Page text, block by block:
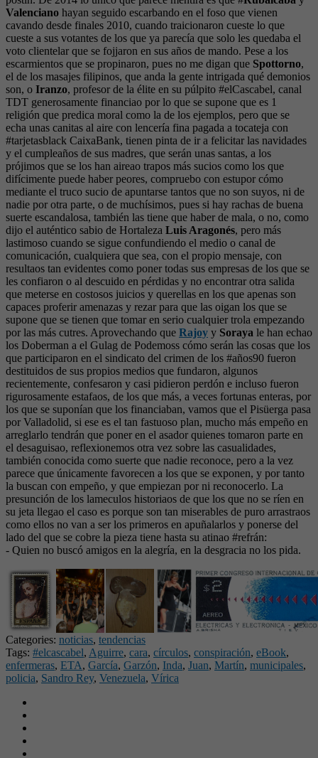
Valenciano hayan seguido escarbando en el foso que vienen
cavando desde finales 2010, cuando traicionaron cueste lo que
cueste a sus votantes de los que ya parecía que solo les quedaba el
voto clientelar que se fojjaron en sus años de mando. Pese a los
escarmientos que se propinaron, pues no me digan que Spottorno,
el de los masajes filipinos, que anda la gente intrigada qué demonios
son, o Iranzo, profesor de la élite en su púlpito #elCascabel, canal
TDT generosamente financiao por lo que se supone que es 1
religión que predica moral como la de los ejemplos, pero que se
echa unas canitas al aire con lencería fina pagada a tocateja con
#tarjetasblack CaixaBank, tienen pinta de ir a felicitar las navidades
y el cumpleaños de sus madres, que serán unas santas, a los
prójimos que se los han aireao trapos más sucios como los que
difícimente puede haber peores, compruebo con estupor cómo
mediante el truco sucio de apuntarse tantos que no son suyos, ni de
nadie por otra parte, o de muchísimos, pues si hay rachas de buena
suerte escandalosa, también las tiene que haber de mala, o no, como
dijo el auténtico sabio de Hortaleza Luis Aragonés, pero más
lastimoso cuando se sigue confundiendo el medio o canal de
comunicación, cualquiera que sea, con el propio mensaje, con
resultaos tan evidentes como poner todas sus empresas de los que se
les confiaron o al descuido en pérdidas y no encontrar otra salida
que meterse en costosos juicios y querellas en los que apenas son
capaces proferir amenazas y rezar para que las oigan los que se
supone que se tienen que tomar en serio cualquier trola empezando
por las más cutres. Aprovechando que Rajoy y Soraya le han echao
los Doberman a el Gulag de Podemoss cómo serán las cosas que los
que participaron en el sindicato del crimen de los #años90 fueron
destituidos de sus propios medios que fundaron, algunos
recientemente, confesaron y casi pidieron perdón e incluso fueron
rigurosamente estafaos, de los que más, a veces fortunas enteras, por
los que se suponían que los financiaban, vamos que el Pisüerga pasa
por Valladolid, si ese es el tan fastuoso plan, mucho más empeño en
arreglarlo tendrán que poner en el asador quienes tomaron parte en
el desaguisao, reflexionemos otra vez sobre las casualidades,
también conocida como suerte que nadie reconoce, pero a la vez
parece que únicamente favorecen a los que se exponen, y por tanto
la buscan con empeño, y que empiezan por ni reconocerlo. La
presunción de los lameculos historiaos de que los que no se ríen en
su jeta llegao el caso es porque son tan miserables de puro arrastraos
como ellos no van a ser los primeros en apuñalarlos y ponerse del
lado del que se cobre la pieza tiene hasta su atinao #refrán:
- Quien no buscó amigos en la alegría, en la desgracia no los pida.
Categories: noticias, tendencias
Tags: #elcascabel, Aguirre, cara, círculos, conspiración, eBook,
enfermeras, ETA, García, Garzón, Inda, Juan, Martín, municipales,
policia, Sandro Rey, Venezuela, Vírica